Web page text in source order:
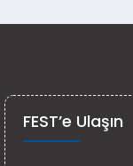
FEST’e Ulaşın